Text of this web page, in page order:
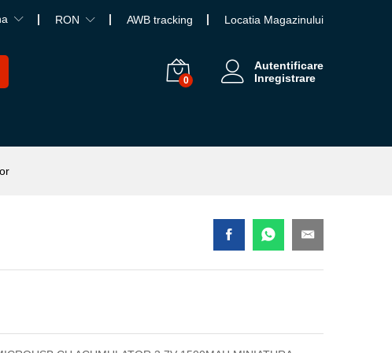
RON AWB tracking Locatia Magazinului
0
Autentificare
Inregistrare